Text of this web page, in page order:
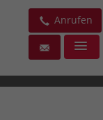
Anrufen